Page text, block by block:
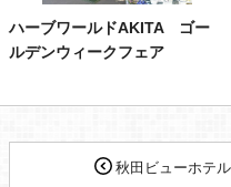
ハーブワールドAKITA ゴー
ルデンウィークフェア
秋田ビューホテ